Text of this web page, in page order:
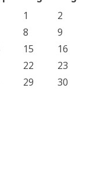
1
2
8
9
15
16
22
23
29
30